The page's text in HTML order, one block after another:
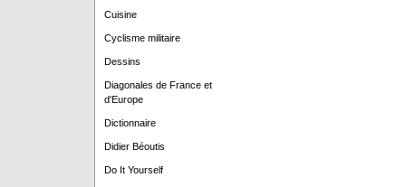
Cuisine
Cyclisme militaire
Dessins
Diagonales de France et
d'Europe
Dictionnaire
Didier Béoutis
Do It Yourself